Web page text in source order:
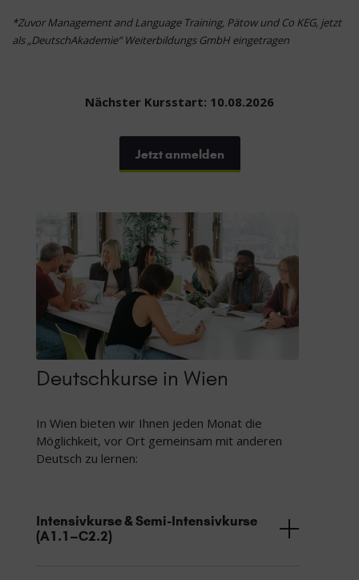
*Zuvor Management and Language Training, Pätow und Co KEG, jetzt
als „DeutschAkademie“ Weiterbildungs GmbH eingetragen
Nächster Kursstart: 10.08.2026
Jetzt anmelden
Deutschkurse in Wien
In Wien bieten wir Ihnen jeden Monat die
Möglichkeit, vor Ort gemeinsam mit anderen
Deutsch zu lernen:
Intensivkurse & Semi-Intensivkurse
(A1.1–C2.2)